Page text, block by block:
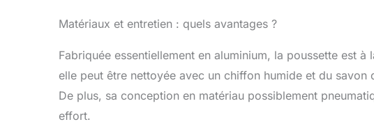
Matériaux et entretien : quels avantages ?
Fabriquée essentiellement en aluminium, la poussette est à
elle peut être nettoyée avec un chiffon humide et du
De plus, sa conception en matériau possiblement
effort.